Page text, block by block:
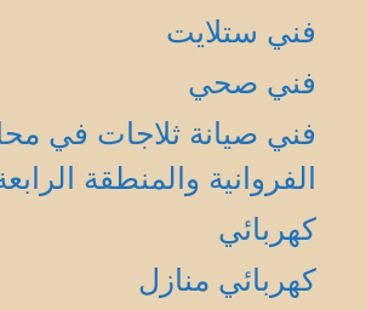
فني ستلايت
فني صحي
فني صيانة ثلاجات في
الفروانية والمنطقة
كهربائي
كهربائي منازل